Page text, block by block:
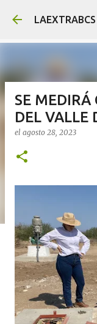
Ir
LAEXTRABCS
SE MEDIRÁ
DEL VALLE
el agosto 28, 2023